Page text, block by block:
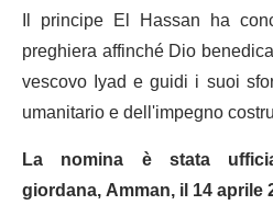
Il principe El Hassan ha
preghiera affinché Dio
vescovo Iyad e guidi i suoi
umanitario e dell'impegno
La nomina è stata
giordana, Amman, il 14 aprile